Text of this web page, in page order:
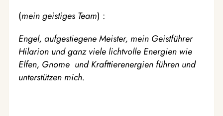
(mein geistiges Team) :
Engel, aufgestiegene Meister, mein Geistführer
Hilarion und ganz viele lichtvolle Energien wie
Elfen, Gnome und Krafttierenergien führen und
unterstützen mich.